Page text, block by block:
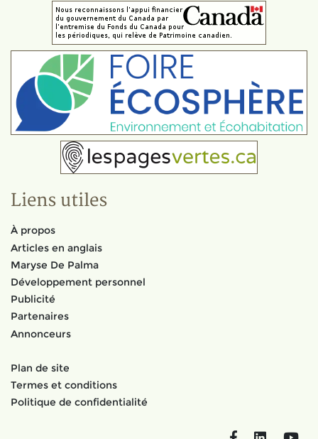
Liens utiles
À propos
Articles en anglais
Maryse De Palma
Développement personnel
Publicité
Partenaires
Annonceurs
Plan de site
Termes et conditions
Politique de confidentialité